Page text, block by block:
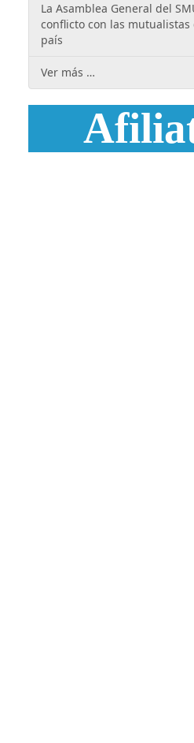
La Asamblea General del
conflicto con las mutualistas
país
Ver más …